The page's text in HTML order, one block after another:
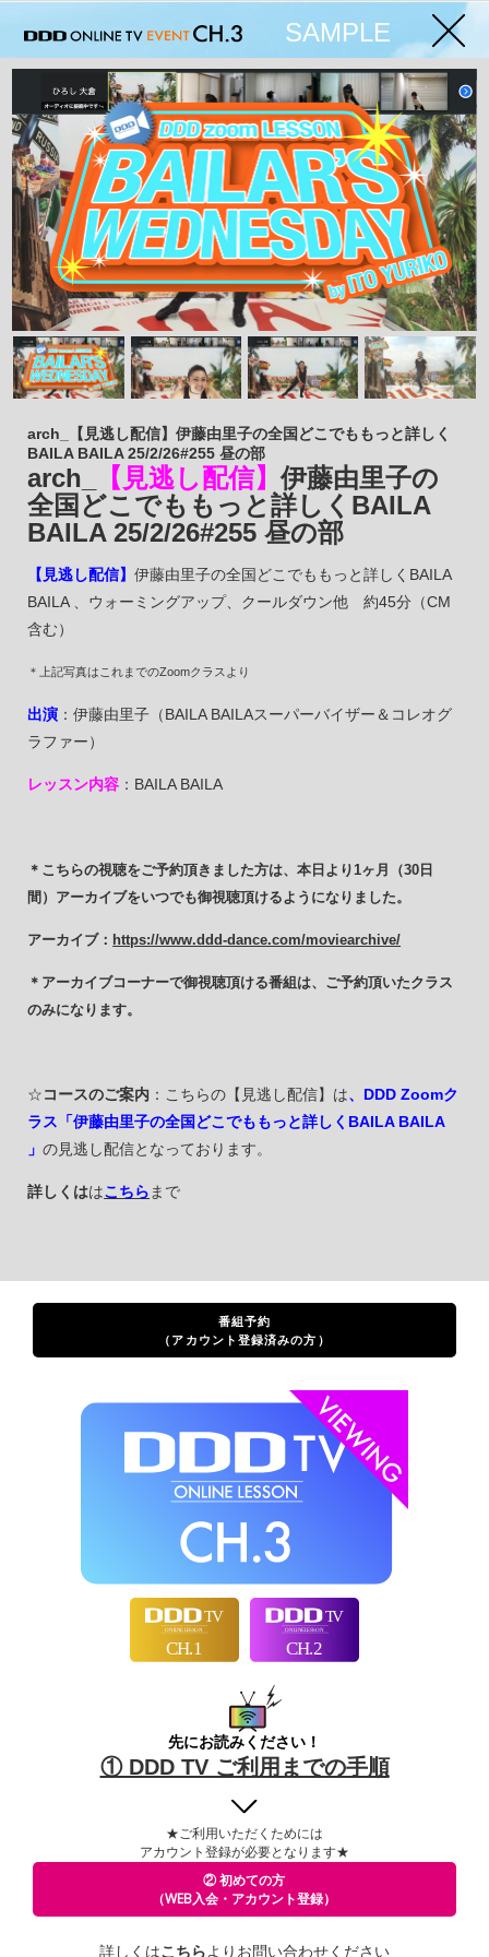
SAMPLE
arch_【見逃し配信】伊藤由里子の全国どこでももっと詳しく
BAILA BAILA 25/2/26#255 昼の部
arch_ 【見逃し配信】伊藤由里子の
全国どこでももっと詳しくBAILA
BAILA 25/2/26#255 昼の部
【見逃し配信】伊藤由里子の全国どこでももっと詳しくBAILA
BAILA 、ウォーミングアップ、クールダウン他 約45分（CM
含む）
＊上記写真はこれまでのZoomクラスより
出演 ：伊藤由里子（BAILA BAILAスーパーバイザー＆コレオグ
ラファー）
レッスン内容 ：BAILA BAILA
＊こちらの視聴をご予約頂きました方は、本日より1ヶ月（30日
間）アーカイブをいつでも御視聴頂けるようになりました。
アーカイブ： https://www.ddd-dance.com/moviearchive/
＊アーカイブコーナーで御視聴頂ける番組は、ご予約頂いたクラス
のみになります。
☆コースのご案内 ：こちらの【見逃し配信】は、DDD Zoomク
ラス「伊藤由里子の全国どこでももっと詳しくBAILA BAILA
」の見逃し配信となっております。
詳しくははこちら まで
番組予約
（アカウント登録済みの方）
先にお読みください！
① DDD TV ご利用までの手順
★ご利用いただくためには
アカウント登録が必要となります★
② 初めての方
（WEB入会・アカウント登録）
詳しくはこちらよりお問い合わせください